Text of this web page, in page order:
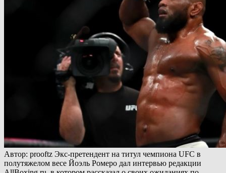
Автор: prooftz Экс-претендент на титул чемпиона UFC в
полутяжелом весе Йоэль Ромеро дал интервью редакции